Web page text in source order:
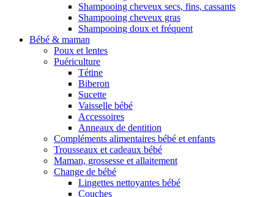
Shampooing cheveux secs, fins, cassants
Shampooing cheveux gras
Shampooing doux et fréquent
Bébé & maman
Poux et lentes
Puériculture
Tétine
Biberon
Sucette
Vaisselle bébé
Accessoires
Anneaux de dentition
Compléments alimentaires bébé et enfants
Trousseaux et cadeaux bébé
Maman, grossesse et allaitement
Change de bébé
Lingettes nettoyantes bébé
Couches